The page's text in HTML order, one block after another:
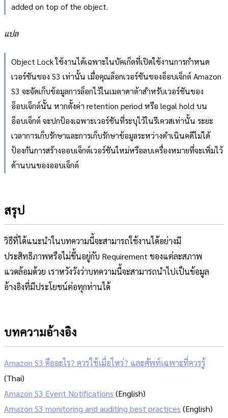
added on top of the object.
แปล
Object Lock ใช้งานได้เฉพาะในบัคเก็ตที่เปิดใช้งานการกำหนด
เวอร์ชันของ S3 เท่านั้น เมื่อคุณล็อกเวอร์ชันของอ็อบเจ็กต์ Amazon
S3 จะจัดเก็บข้อมูลการล็อกไว้ในเมตาดาต้าสำหรับเวอร์ชันของ
อ็อบเจ็กต์นั้น หากตั้งค่า retention period หรือ legal hold บน
อ็อบเจ็กต์ จะปกป้องเฉพาะเวอร์ชันที่ระบุไว้ในรีเควสเท่านั้น ระยะ
เวลาการเก็บรักษาและการเก็บรักษาข้อมูลระหว่างดำเนินคดีไม่ได้
ป้องกันการสร้างออบเจ็กต์เวอร์ชันใหม่หรือลบเครื่องหมายที่จะเพิ่มไว้
ด้านบนของออบเจ็กต์
สรุป
วิธีที่ได้แนะนำในบทความนี้จะสามารถใช้งานได้อย่างมี
ประสิทธิภาพหรือไม่ขึ้นอยู่กับ Requirement ของแต่ละสภาพ
แวดล้อมด้วย เราหวังวังว่าบทความนี้จะสามารถนำไปเป็นข้อมูล
อ้างอิงที่มีประโยชน์ต่อทุกท่านได้
บทความอ้างอิง
Amazon S3 คืออะไร? ควรใช้เมื่อไหร่? และศัพท์เฉพาะที่ควรรู้
(Thai)
Amazon S3 Event Notifications (English)
Amazon S3 monitoring and auditing best practices (English)